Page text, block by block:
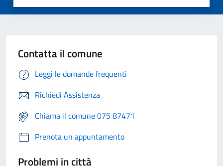
Contatta il comune
Leggi le domande frequenti
Richiedi Assistenza
Chiama il comune 075 87471
Prenota un appuntamento
Problemi in città